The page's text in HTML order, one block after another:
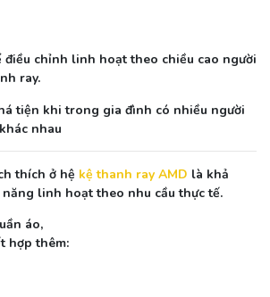
điều chỉnh linh hoạt theo chiều cao người
ray.
tiện khi trong gia đình có nhiều người
nhau
thích ở hệ kệ thanh ray AMD là khả
linh hoạt theo nhu cầu thực tế.
áo,
hợp thêm: